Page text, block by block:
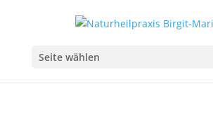
Seite wählen